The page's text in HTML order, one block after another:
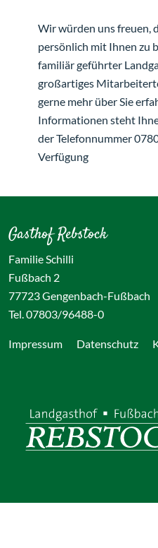
Wir würden uns freuen,
persönlich mit Ihnen zu
familiär geführter
großartiges
gerne mehr über Sie
Informationen steht
der Telefonnummer
Verfügung
Gasthof Rebstock
Familie Schilli
Fußbach 2
77723 Gengenbach-Fußbach
Tel. 07803/96488-0
Impressum Datenschutz